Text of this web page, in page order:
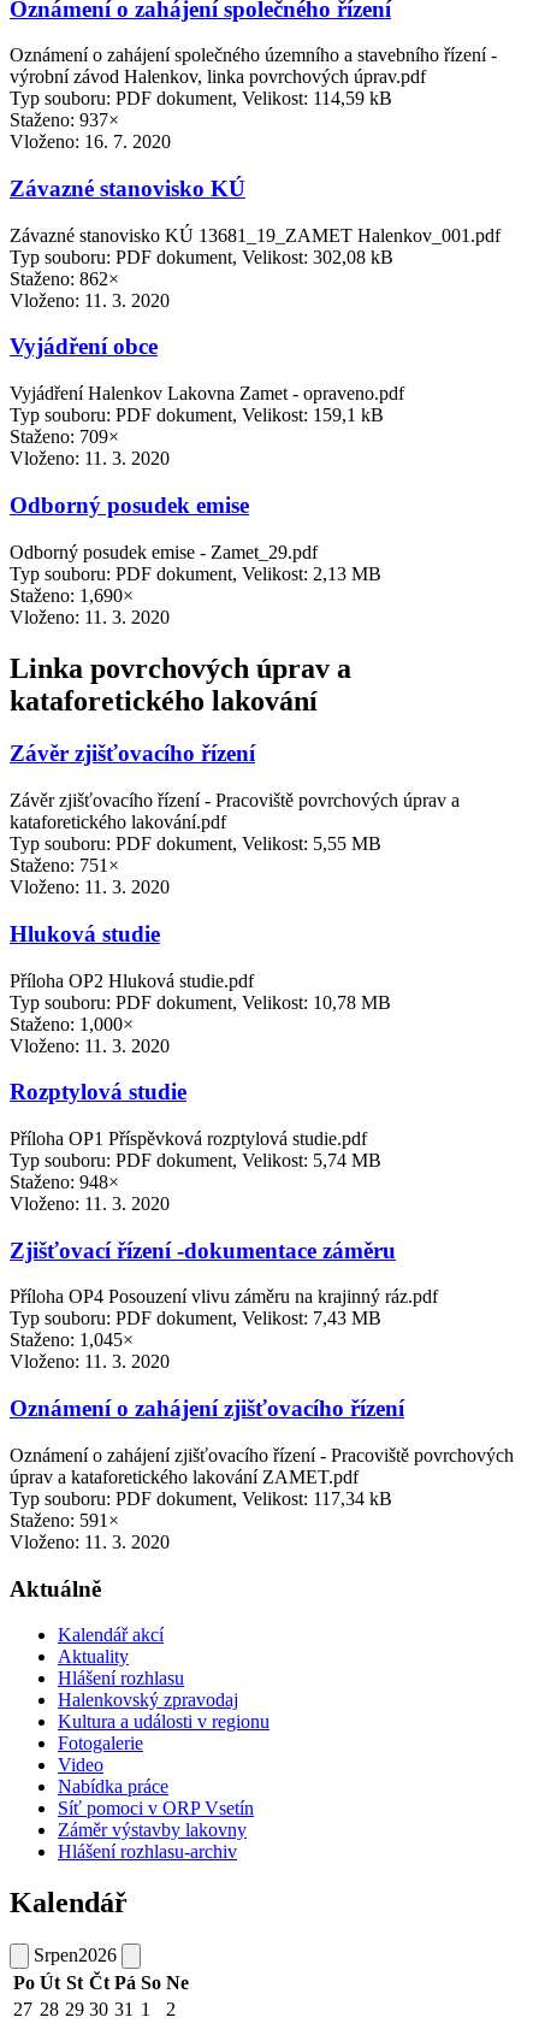
Oznámení o zahájení společného řízení
Oznámení o zahájení společného územního a stavebního řízení -
výrobní závod Halenkov, linka povrchových úprav.pdf
Typ souboru: PDF dokument, Velikost: 114,59 kB
Staženo: 937×
Vloženo: 16. 7. 2020
Závazné stanovisko KÚ
Závazné stanovisko KÚ 13681_19_ZAMET Halenkov_001.pdf
Typ souboru: PDF dokument, Velikost: 302,08 kB
Staženo: 862×
Vloženo: 11. 3. 2020
Vyjádření obce
Vyjádření Halenkov Lakovna Zamet - opraveno.pdf
Typ souboru: PDF dokument, Velikost: 159,1 kB
Staženo: 709×
Vloženo: 11. 3. 2020
Odborný posudek emise
Odborný posudek emise - Zamet_29.pdf
Typ souboru: PDF dokument, Velikost: 2,13 MB
Staženo: 1,690×
Vloženo: 11. 3. 2020
Linka povrchových úprav a
kataforetického lakování
Závěr zjišťovacího řízení
Závěr zjišťovacího řízení - Pracoviště povrchových úprav a
kataforetického lakování.pdf
Typ souboru: PDF dokument, Velikost: 5,55 MB
Staženo: 751×
Vloženo: 11. 3. 2020
Hluková studie
Příloha OP2 Hluková studie.pdf
Typ souboru: PDF dokument, Velikost: 10,78 MB
Staženo: 1,000×
Vloženo: 11. 3. 2020
Rozptylová studie
Příloha OP1 Příspěvková rozptylová studie.pdf
Typ souboru: PDF dokument, Velikost: 5,74 MB
Staženo: 948×
Vloženo: 11. 3. 2020
Zjišťovací řízení -dokumentace záměru
Příloha OP4 Posouzení vlivu záměru na krajinný ráz.pdf
Typ souboru: PDF dokument, Velikost: 7,43 MB
Staženo: 1,045×
Vloženo: 11. 3. 2020
Oznámení o zahájení zjišťovacího řízení
Oznámení o zahájení zjišťovacího řízení - Pracoviště povrchových
úprav a kataforetického lakování ZAMET.pdf
Typ souboru: PDF dokument, Velikost: 117,34 kB
Staženo: 591×
Vloženo: 11. 3. 2020
Aktuálně
Kalendář akcí
Aktuality
Hlášení rozhlasu
Halenkovský zpravodaj
Kultura a události v regionu
Fotogalerie
Video
Nabídka práce
Síť pomoci v ORP Vsetín
Záměr výstavby lakovny
Hlášení rozhlasu-archiv
Kalendář
Srpen2026
Po Út St Čt Pá So Ne
27 28 29 30 31 1
2